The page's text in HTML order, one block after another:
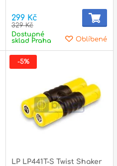
299 Kč
329 Kč
Oblíbené
Dostupné
sklad Praha
LP LP441T-S Twist Shaker
-5%